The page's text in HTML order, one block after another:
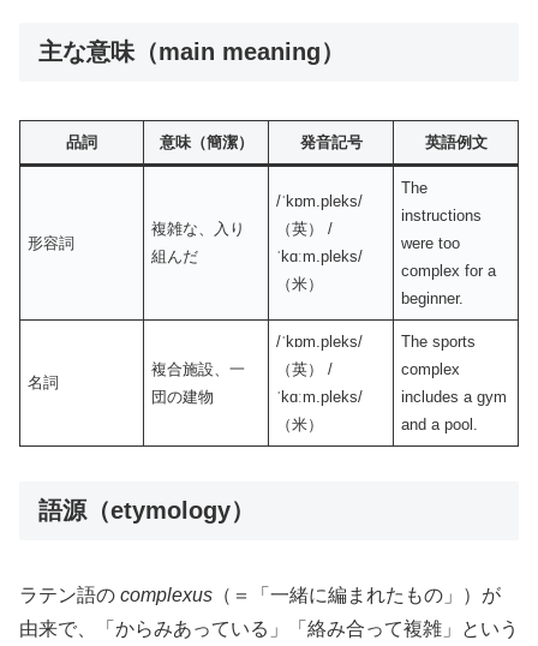
主な意味（main meaning）
品詞 意味（簡潔） 発音記号 英語例文
形容詞
複雑な、入り
組んだ
/ˈkɒm.pleks/
（英） /
ˈkɑːm.pleks/
（米）
The
instructions
were too
complex for a
beginner.
名詞
複合施設、一
団の建物
/ˈkɒm.pleks/
（英） /
ˈkɑːm.pleks/
（米）
The sports
complex
includes a gym
and a pool.
語源（etymology）
ラテン語の complexus （＝「一緒に編まれたもの」）が
由来で、「からみあっている」「絡み合って複雑」という